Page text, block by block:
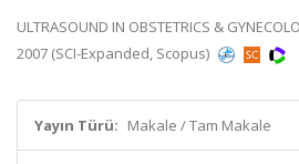
ULTRASOUND IN OBSTETRICS &
2007 (SCI-Expanded, Scopus)
Yayın Türü: Makale / Tam Makale